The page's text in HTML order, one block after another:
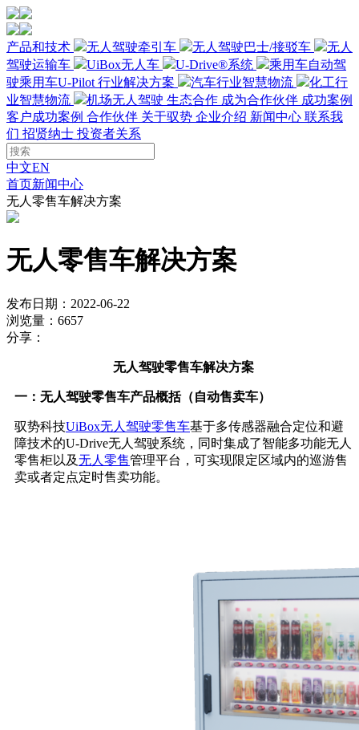
产品和技术 无人驾驶牵引车 无人驾驶巴士/接驳车
无人
驾驶运输车
UiBox无人车 U-Drive®系统
乘用车自动驾
驶乘用车U-Pilot 行业解决方案 汽车行业智慧物流
化工行
业智慧物流
机场无人驾驶 生态合作 成为合作伙伴 成功案例
客户成功案例 合作伙伴 关于驭势 企业介绍 新闻中心 联系我
们 招贤纳士 投资者关系
中文EN
首页新闻中心
无人零售车解决方案
无人零售车解决方案
发布日期：2022-06-22
浏览量：6657
分享：
无人驾驶零售车解决方案
一：无人驾驶零售车产品概括（自动售卖车）
驭势科技UiBox无人驾驶零售车基于多传感器融合定位和避
障技术的U-Drive无人驾驶系统，同时集成了智能多功能无人
零售柜以及无人零售管理平台，可实现限定区域内的巡游售
卖或者定点定时售卖功能。